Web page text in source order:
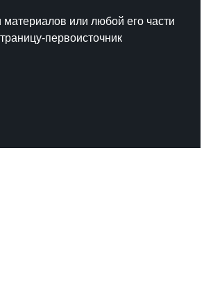
или любой его части
первоисточник